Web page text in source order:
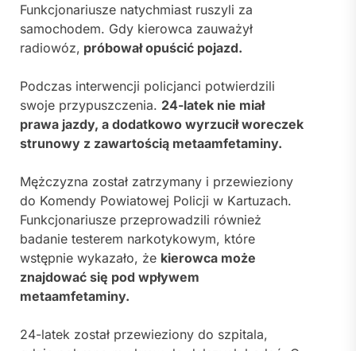
Funkcjonariusze natychmiast ruszyli za
samochodem. Gdy kierowca zauważył
radiowóz, próbował opuścić pojazd.
Podczas interwencji policjanci potwierdzili
swoje przypuszczenia. 24-latek nie miał
prawa jazdy, a dodatkowo wyrzucił woreczek
strunowy z zawartością metaamfetaminy.
Mężczyzna został zatrzymany i przewieziony
do Komendy Powiatowej Policji w Kartuzach.
Funkcjonariusze przeprowadzili również
badanie testerem narkotykowym, które
wstępnie wykazało, że kierowca może
znajdować się pod wpływem
metaamfetaminy.
24-latek został przewieziony do szpitala,